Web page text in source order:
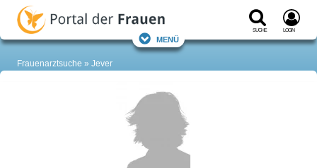
Suche Login
Menü
Frauenarztsuche Jever